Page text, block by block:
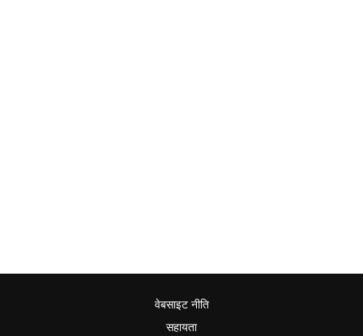
वेबसाइट नीति
सहायता